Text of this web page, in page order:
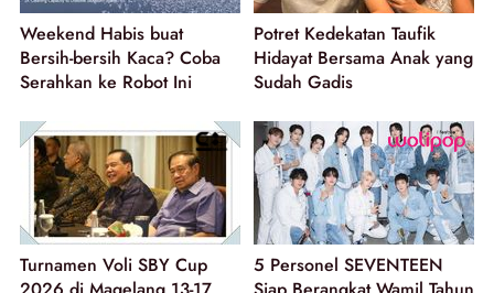
Weekend Habis buat
Bersih-bersih Kaca? Coba
Serahkan ke Robot Ini
Potret Kedekatan Taufik
Hidayat Bersama Anak yang
Sudah Gadis
Turnamen Voli SBY Cup
5 Personel SEVENTEEN